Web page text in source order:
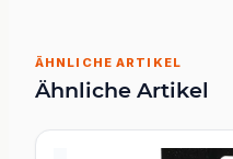
ÄHNLICHE ARTIKEL
Ähnliche Artikel